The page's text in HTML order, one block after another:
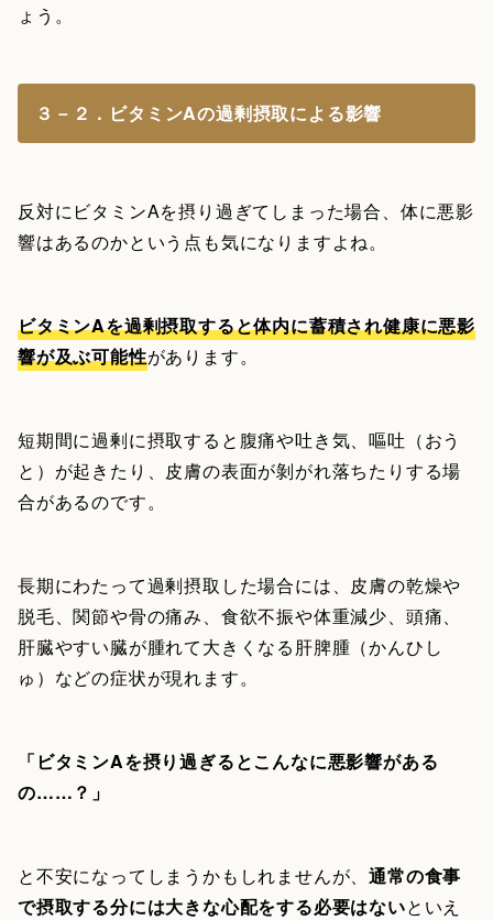
ょう。
３－２．ビタミンAの過剰摂取による影響
反対にビタミンAを摂り過ぎてしまった場合、体に悪影
響はあるのかという点も気になりますよね。
ビタミンAを過剰摂取すると体内に蓄積され健康に悪影
響が及ぶ可能性があります。
短期間に過剰に摂取すると腹痛や吐き気、嘔吐（おう
と）が起きたり、皮膚の表面が剝がれ落ちたりする場
合があるのです。
長期にわたって過剰摂取した場合には、皮膚の乾燥や
脱毛、関節や骨の痛み、食欲不振や体重減少、頭痛、
肝臓やすい臓が腫れて大きくなる肝脾腫（かんひし
ゅ）などの症状が現れます。
「ビタミンAを摂り過ぎるとこんなに悪影響がある
の……？」
と不安になってしまうかもしれませんが、通常の食事
で摂取する分には大きな心配をする必要はないといえ